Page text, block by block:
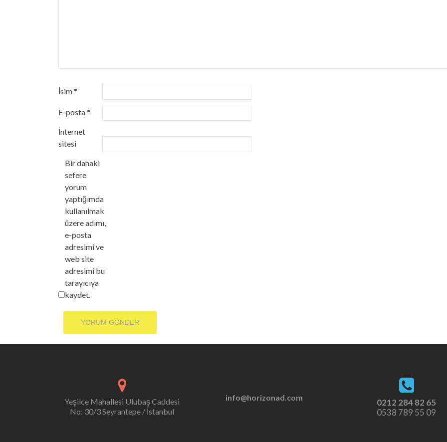
İsim*
E-posta*
İnternet
sitesi
Bir dahaki
sefere
yorum
yaptığımda
kullanılmak
üzere adımı,
e-posta
adresimi ve
web site
adresimi bu
tarayıcıya
kaydet.
Yeşilce Mahallesi Ulubaş Caddesi
No: 30/3 Seyrantepe / İstanbul
info@horizonad.com
0212 284 82 65
0538 789 55 09